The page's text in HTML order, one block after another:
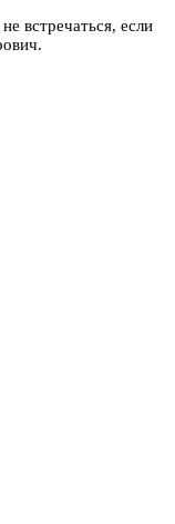
встречаться, если